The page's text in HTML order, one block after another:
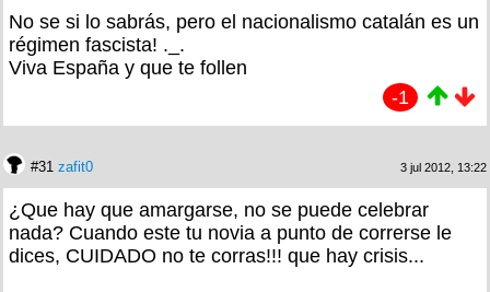
No se si lo sabrás, pero el nacionalismo catalán es un
régimen fascista! ._.
Viva España y que te follen
-1
#31 zafit0 3 jul 2012, 13:22
¿Que hay que amargarse, no se puede celebrar
nada? Cuando este tu novia a punto de correrse le
dices, CUIDADO no te corras!!! que hay crisis...